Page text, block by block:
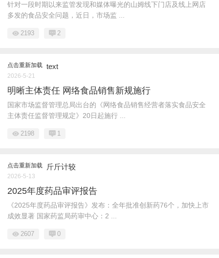
针对一段时期以来监管发现和媒体曝光的山姆线下门店及线上网店
多发的食品安全问题，近日，市场监 ...
2193 2
点击重新加载 text
2026-5-21
明晰主体责任 网络食品销售新规施行
国家市场监督管理总局出台的《网络食品销售经营者落实食品安全
主体责任监督管理规定》20日起施行 ...
2198 1
点击重新加载 斤斤计较
2026-5-13
2025年度药品审评报告
《2025年度药品审评报告》发布：全年批准创新药76个，加快上市
成效显著 国家药监局药审中心：2 ...
2607 0